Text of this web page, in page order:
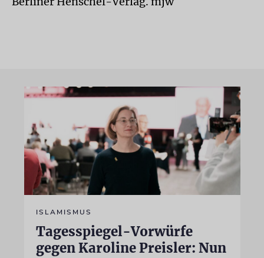
ISLAMISMUS
Tagesspiegel-Vorwürfe
gegen Karoline Preisler: Nun